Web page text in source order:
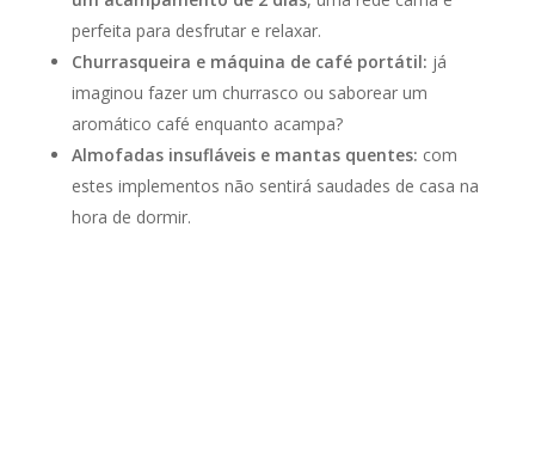
perfeita para desfrutar e relaxar.
Churrasqueira e máquina de café portátil: já
imaginou fazer um churrasco ou saborear um
aromático café enquanto acampa?
Almofadas insufláveis e mantas quentes: com
estes implementos não sentirá saudades de casa na
hora de dormir.